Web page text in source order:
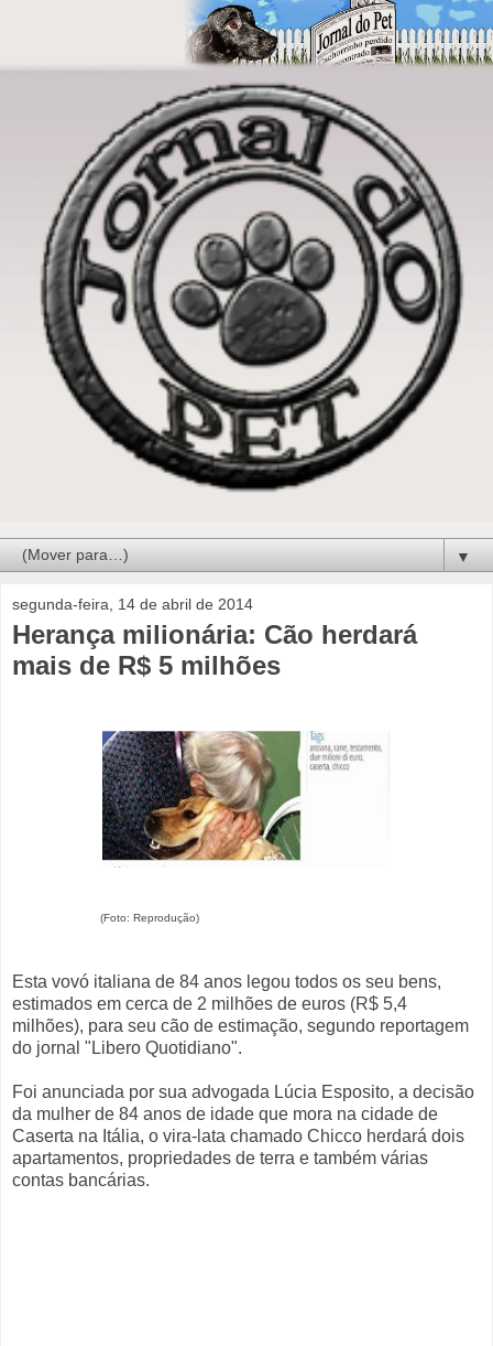
▼
segunda-feira, 14 de abril de 2014
Herança milionária: Cão herdará
mais de R$ 5 milhões
(Foto: Reprodução)
Esta vovó italiana de 84 anos legou todos os seu bens,
estimados em cerca de 2 milhões de euros (R$ 5,4
milhões), para seu cão de estimação, segundo reportagem
do jornal "Libero Quotidiano".
Foi anunciada por sua advogada Lúcia Esposito, a decisão
da mulher de 84 anos de idade que mora na cidade de
Caserta na Itália, o vira-lata chamado Chicco herdará dois
apartamentos, propriedades de terra e também várias
contas bancárias.